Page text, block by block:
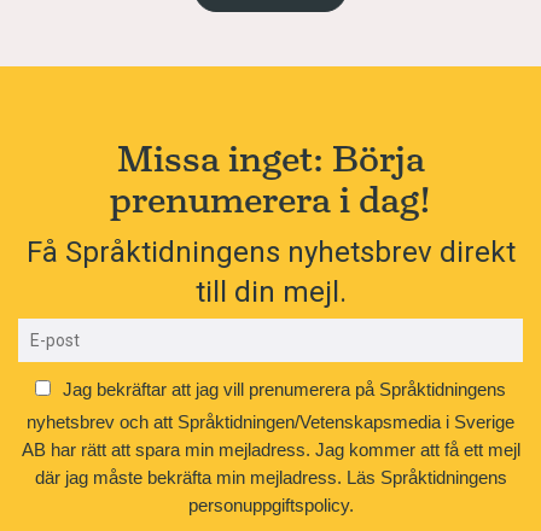
Missa inget: Börja
prenumerera i dag!
Få Språktidningens nyhetsbrev direkt
till din mejl.
Jag bekräftar att jag vill prenumerera på Språktidningens
nyhetsbrev och att Språktidningen/Vetenskapsmedia i Sverige
AB har rätt att spara min mejladress. Jag kommer att få ett mejl
där jag måste bekräfta min mejladress. Läs Språktidningens
personuppgiftspolicy.